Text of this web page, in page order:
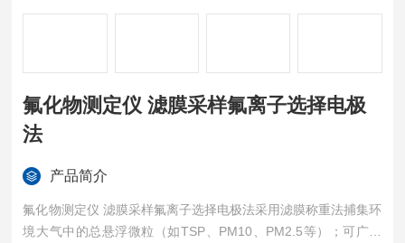
氟化物测定仪 滤膜采样氟离子选择电极
法
产品简介
氟化物测定仪 滤膜采样氟离子选择电极法采用滤膜称重法捕集环
境大气中的总悬浮微粒（如TSP、PM10、PM2.5等）；可广泛